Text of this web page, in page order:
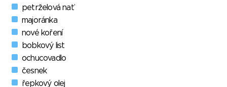
petrželová nať
majoránka
nové koření
bobkový list
ochucovadlo
česnek
řepkový olej